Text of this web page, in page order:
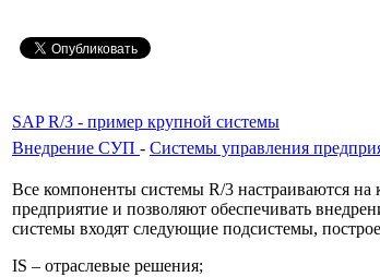
SAP R/3 - пример крупной системы
Внедрение СУП - Системы управления
Все компоненты системы R/3 настраиваются на
предприятие и позволяют обеспечивать
системы входят следующие подсистемы,
IS – отраслевые решения;